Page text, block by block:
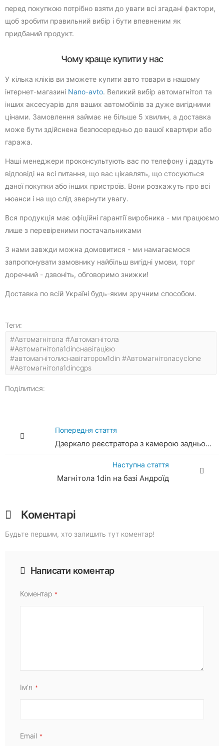
перед покупкою потрібно взяти до уваги всі згадані фактори,
щоб зробити правильний вибір і бути впевненим як
придбаний продукт.
Чому краще купити у нас
У кілька кліків ви зможете купити авто товари в нашому
інтернет-магазині Nano-avto. Великий вибір автомагнітол та
інших аксесуарів для ваших автомобілів за дуже вигідними
цінами. Замовлення займає не більше 5 хвилин, а доставка
може бути здійснена безпосередньо до вашої квартири або
гаража.
Наші менеджери проконсультують вас по телефону і дадуть
відповіді на всі питання, що вас цікавлять, що стосуються
даної покупки або інших пристроїв. Вони розкажуть про всі
нюанси і на що слід звернути увагу.
Вся продукція має офіційні гарантії виробника - ми працюємо
лише з перевіреними постачальниками
З нами завжди можна домовитися - ми намагаємося
запропонувати замовнику найбільш вигідні умови, торг
доречний - дзвоніть, обговоримо знижки!
Доставка по всій Україні будь-яким зручним способом.
Теги:
#Автомагнітола #Автомагнітола
#Автомагнітола1dinснавігацією
#автомагнітолиснавігатором1din #Автомагнітолаcyclone
#Автомагнітола1dinсgps
Поділитися:
Попередня стаття
Дзеркало реєстратора з камерою заднього виду
Наступна стаття
Магнітола 1din на базі Андроїд
Коментарі
Будьте першим, хто залишить тут коментар!
Написати коментар
Коментар
Ім'я
Email